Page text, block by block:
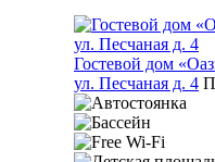
Гостевой дом
ул. Песчаная д. 4